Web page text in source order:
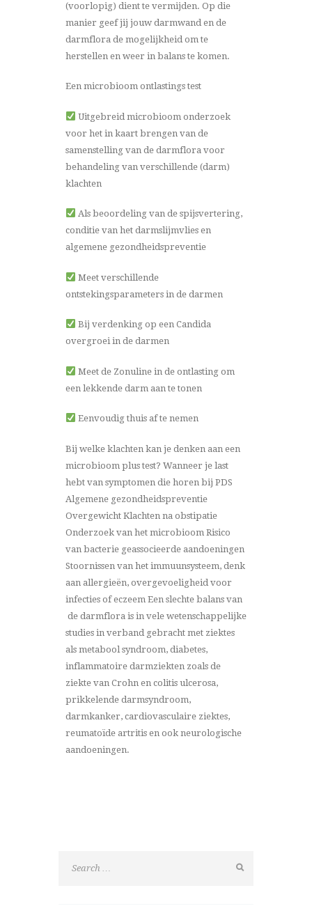
(voorlopig) dient te vermijden. Op die
manier geef jij jouw darmwand en de
darmflora de mogelijkheid om te
herstellen en weer in balans te komen.
Een microbioom ontlastings test
Uitgebreid microbioom onderzoek
voor het in kaart brengen van de
samenstelling van de darmflora voor
behandeling van verschillende (darm)
klachten
Als beoordeling van de spijsvertering,
conditie van het darmslijmvlies en
algemene gezondheidspreventie
Meet verschillende
ontstekingsparameters in de darmen
Bij verdenking op een Candida
overgroei in de darmen
Meet de Zonuline in de ontlasting om
een lekkende darm aan te tonen
Eenvoudig thuis af te nemen
Bij welke klachten kan je denken aan een
microbioom plus test? Wanneer je last
hebt van symptomen die horen bij PDS
Algemene gezondheidspreventie
Overgewicht Klachten na obstipatie
Onderzoek van het microbioom Risico
van bacterie geassocieerde aandoeningen
Stoornissen van het immuunsysteem, denk
aan allergieën, overgevoeligheid voor
infecties of eczeem Een slechte balans van
de darmflora is in vele wetenschappelijke
studies in verband gebracht met ziektes
als metabool syndroom, diabetes,
inflammatoire darmziekten zoals de
ziekte van Crohn en colitis ulcerosa,
prikkelende darmsyndroom,
darmkanker, cardiovasculaire ziektes,
reumatoïde artritis en ook neurologische
aandoeningen.